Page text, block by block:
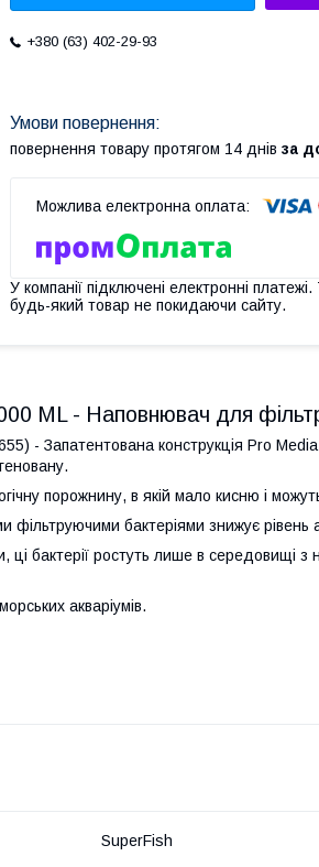
+380 (63) 402-29-93
повернення товару протягом 14 днів за
У компанії підключені електронні
будь-який товар не покидаючи сайту.
ML - Наповнювач для
- Запатентована конструкція Pro
порожнину, в якій мало кисню і
бактеріями знижує рівень
ці бактерії ростуть лише в середовищі
акваріумів.
SuperFish